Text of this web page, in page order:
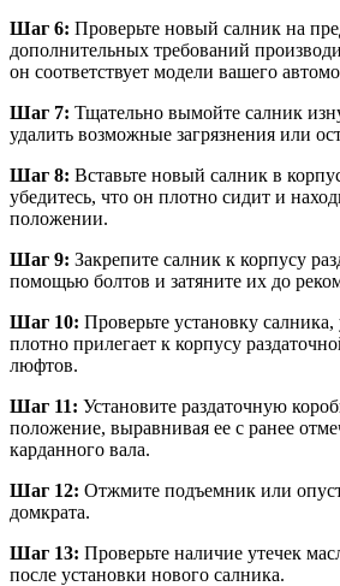
Шаг 6: Проверьте новый салник на
дополнительных требований
он соответствует модели вашего
Шаг 7: Тщательно вымойте салник
удалить возможные загрязнения или
Шаг 8: Вставьте новый салник в
убедитесь, что он плотно сидит и
положении.
Шаг 9: Закрепите салник к корпусу
помощью болтов и затяните их до
Шаг 10: Проверьте установку салника,
плотно прилегает к корпусу
люфтов.
Шаг 11: Установите раздаточную
положение, выравнивая ее с ранее
карданного вала.
Шаг 12: Отжмите подъемник или
домкрата.
Шаг 13: Проверьте наличие утечек
после установки нового салника.